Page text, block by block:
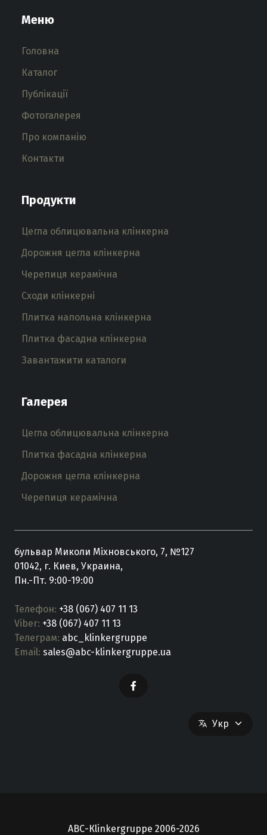
Меню
Головна
Каталог
Публікації
Фотогалерея
Про компанію
Контакти
Продукти
Цегла облицювальна клінкерна
Дорожня цегла клінкерна
Черепиця керамічна
Сходи клінкерні
Плитка напольна клінкерна
Плитка фасадна клінкерна
Завантажити каталоги
Галерея
Цегла облицювальна клінкерна
Плитка фасадна клінкерна
Дорожня цегла клінкерна
Черепиця керамічна
бульвар Миколи Міхновського, 7, №127
01042, г. Киев, Украина,
Пн.-Пт. 9:00-19:00
Телефон: +38 (067) 407 11 13
Viber: +38 (067) 407 11 13
Телеграм: abc_klinkergruppe
Email: sales@abc-klinkergruppe.ua
Укр
АВС-Кlinkergruppe 2006-2026